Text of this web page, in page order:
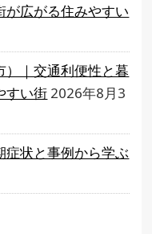
が広がる住みやすい
）｜交通利便性と暮
すい街 2026年8月3
症状と事例から学ぶ